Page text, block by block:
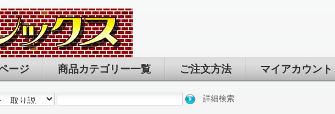
ージ 商品カテゴリー一覧 ご注文方法 マイアカウント
詳細検索